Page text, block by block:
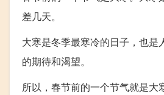
差几天。
大寒是冬季最寒冷的日子，也
的期待和渴望。
所以，春节前的一个节气就是大